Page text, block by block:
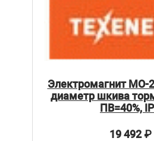
Электромагнит МО-
диаметр шкива
ПВ=40%,
19 492₽